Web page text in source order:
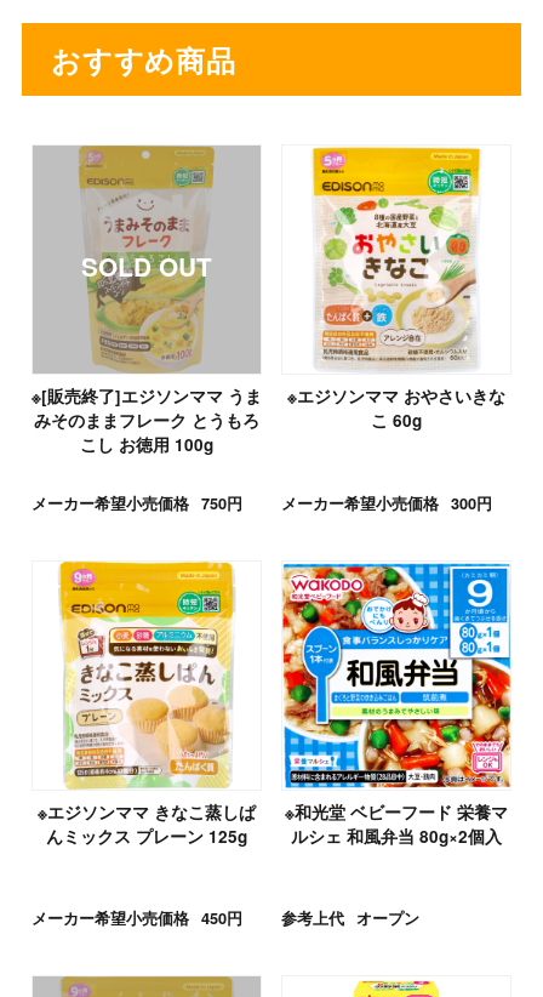
おすすめ商品
※[販売終了]エジソンママ うま
みそのままフレーク とうもろ
こし お徳用 100g
メーカー希望小売価格 750円
※エジソンママ おやさいきな
こ 60g
メーカー希望小売価格 300円
※エジソンママ きなこ蒸しぱ
んミックス プレーン 125g
メーカー希望小売価格 450円
※和光堂 ベビーフード 栄養マ
ルシェ 和風弁当 80g×2個入
参考上代 オープン